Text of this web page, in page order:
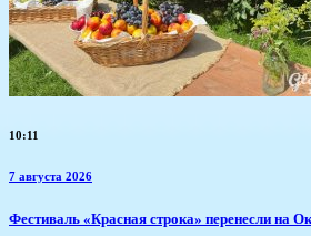
10:11
7 августа 2026
Фестиваль «Красная строка» перенесли на